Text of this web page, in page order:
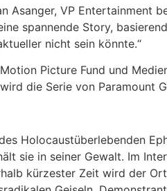
Asanger, VP
spannende Story,
nicht sein könnte.“
Picture Fund und
die Serie von Paramount
Holocaustüberlebenden
sie in seiner Gewalt. Im
kürzester Zeit wird der